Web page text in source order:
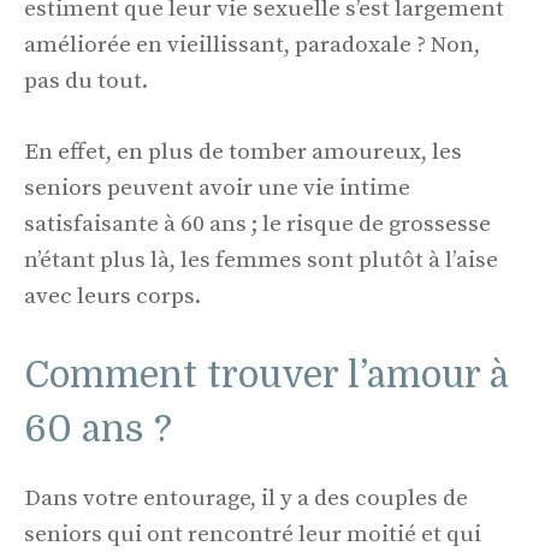
estiment que leur vie sexuelle s’est largement
améliorée en vieillissant, paradoxale ? Non,
pas du tout.
En effet, en plus de tomber amoureux, les
seniors peuvent avoir une vie intime
satisfaisante à 60 ans ; le risque de grossesse
n’étant plus là, les femmes sont plutôt à l’aise
avec leurs corps.
Comment trouver l’amour à
60 ans ?
Dans votre entourage, il y a des couples de
seniors qui ont rencontré leur moitié et qui